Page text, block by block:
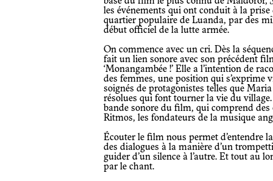
les événements qui ont conduit à la
quartier populaire de Luanda, par des
début officiel de la lutte armée.
On commence avec un cri. Dès la
fait un lien sonore avec son précédent
‘Monangambée !’ Elle a l’intention de
des femmes, une position qui s’exprime
soignés de protagonistes telles que
résolues qui font tourner la vie du
bande sonore du film, qui comprend des
Ritmos, les fondateurs de la musique
Écouter le film nous permet d’entendre la qualité des silences – Maldoror se sert
des dialogues à la manière d’un
guider d’un silence à l’autre. Et tout au
par le chant.